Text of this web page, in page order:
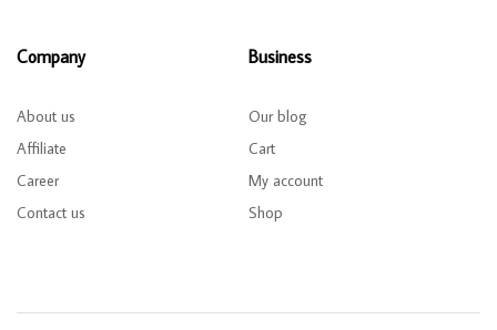
Company
About us
Affiliate
Career
Contact us
Business
Our blog
Cart
My account
Shop